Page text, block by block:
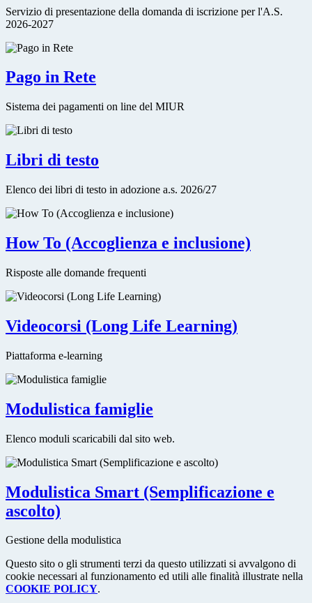
Servizio di presentazione della domanda di iscrizione per l'A.S.
2026-2027
Pago in Rete
Sistema dei pagamenti on line del MIUR
Libri di testo
Elenco dei libri di testo in adozione a.s. 2026/27
How To (Accoglienza e inclusione)
Risposte alle domande frequenti
Videocorsi (Long Life Learning)
Piattaforma e-learning
Modulistica famiglie
Elenco moduli scaricabili dal sito web.
Modulistica Smart (Semplificazione e
ascolto)
Gestione della modulistica
Questo sito o gli strumenti terzi da questo utilizzati si avvalgono di
cookie necessari al funzionamento ed utili alle finalità illustrate nella
COOKIE POLICY.